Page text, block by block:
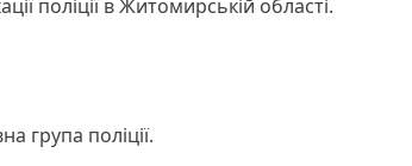
поліції в Житомирській області.
група поліції.